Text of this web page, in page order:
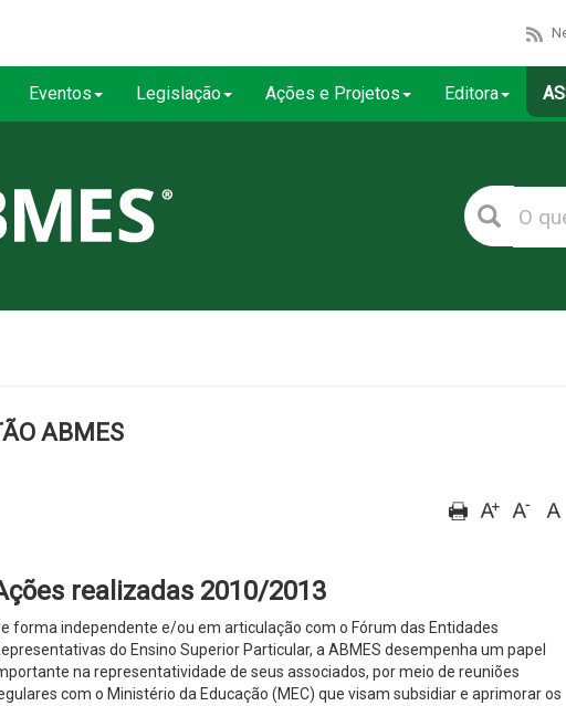
Eventos Legislação Ações e Projetos Editora
ABMES
realizadas 2010/2013
forma independente e/ou em articulação com o Fórum das Entidades
do Ensino Superior Particular, a ABMES desempenha um papel
na representatividade de seus associados, por meio de reuniões
com o Ministério da Educação (MEC) que visam subsidiar e aprimorar os